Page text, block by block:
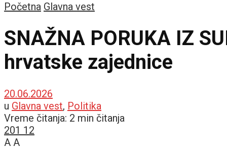
Početna Glavna vest
SNAŽNA PORUKA IZ
hrvatske zajednice
20.06.2026
u Glavna vest, Politika
Vreme čitanja: 2 min čitanja
201 12
A A